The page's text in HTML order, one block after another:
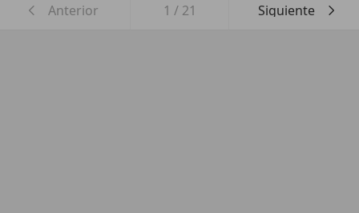
Anterior 1 / 21 Siguiente